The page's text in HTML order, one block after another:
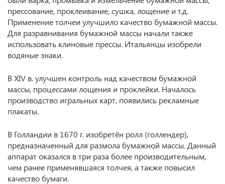
прессование, проклеивание, сушка, лощение и т.д.
Применение толчеи улучшило качество бумажной массы.
Для разравнивания бумажной массы начали также
использовать клиновые прессы. Итальянцы изобрели
водяные знаки.
В XIV в. улучшен контроль над качеством бумажной
массы, процессами лощения и проклейки. Началось
производство игральных карт, появились рекламные
плакаты.
В Голландии в 1670 г. изобретён ролл (голлендер),
предназначенный для размола бумажной массы. Данный
аппарат оказался в три раза более производительным,
чем ранее применявшаяся толчея, а также повысил
качество бумаги.